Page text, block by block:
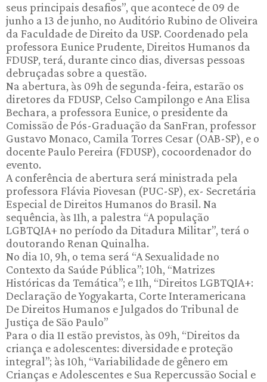
seus principais desafios”, que acontece de 09 de
junho a 13 de junho, no Auditório Rubino de Oliveira
da Faculdade de Direito da USP. Coordenado pela
professora Eunice Prudente, Direitos Humanos da
FDUSP, terá, durante cinco dias, diversas pessoas
debruçadas sobre a questão.
Na abertura, às 09h de segunda-feira, estarão os
diretores da FDUSP, Celso Campilongo e Ana Elisa
Bechara, a professora Eunice, o presidente da
Comissão de Pós-Graduação da SanFran, professor
Gustavo Monaco, Camila Torres Cesar (OAB-SP), e o
docente Paulo Pereira (FDUSP), cocoordenador do
evento.
A conferência de abertura será ministrada pela
professora Flávia Piovesan (PUC-SP), ex- Secretária
Especial de Direitos Humanos do Brasil. Na
sequência, às 11h, a palestra “A população
LGBTQIA+ no período da Ditadura Militar”, terá o
doutorando Renan Quinalha.
No dia 10, 9h, o tema será “A Sexualidade no
Contexto da Saúde Pública”; 10h, “Matrizes
Históricas da Temática”; e 11h, “Direitos LGBTQIA+:
Declaração de Yogyakarta, Corte Interamericana
De Direitos Humanos e Julgados do Tribunal de
Justiça de São Paulo”
Para o dia 11 estão previstos, às 09h, “Direitos da
criança e adolescentes: diversidade e proteção
integral”; às 10h, “Variabilidade de gênero em
Crianças e Adolescentes e Sua Repercussão Social e